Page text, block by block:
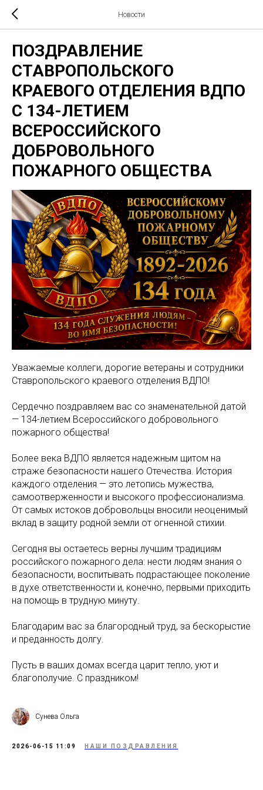
Новости
ПОЗДРАВЛЕНИЕ
СТАВРОПОЛЬСКОГО
КРАЕВОГО ОТДЕЛЕНИЯ ВДПО
С 134-ЛЕТИЕМ
ВСЕРОССИЙСКОГО
ДОБРОВОЛЬНОГО
ПОЖАРНОГО ОБЩЕСТВА
Уважаемые коллеги, дорогие ветераны и сотрудники
Ставропольского краевого отделения ВДПО!
Сердечно поздравляем вас со знаменательной датой
— 134-летием Всероссийского добровольного
пожарного общества!
Более века ВДПО является надежным щитом на
страже безопасности нашего Отечества. История
каждого отделения — это летопись мужества,
самоотверженности и высокого профессионализма.
От самых истоков добровольцы вносили неоценимый
вклад в защиту родной земли от огненной стихии.
Сегодня вы остаетесь верны лучшим традициям
российского пожарного дела: нести людям знания о
безопасности, воспитывать подрастающее поколение
в духе ответственности и, конечно, первыми приходить
на помощь в трудную минуту.
Благодарим вас за благородный труд, за бескорыстие
и преданность долгу.
Пусть в ваших домах всегда царит тепло, уют и
благополучие. С праздником!
Сунева Ольга
2026-06-15 11:09 НАШИ ПОЗДРАВЛЕНИЯ